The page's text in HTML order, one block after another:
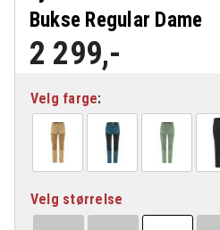
Bukse Regular Dame
2 299,-
Velg farge
Velg størrelse